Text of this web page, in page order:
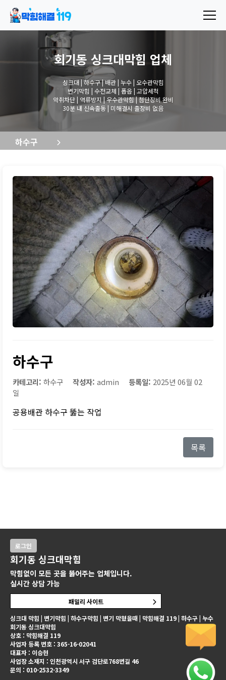
회기동 싱크대막힘 업체
싱크대 | 하수구 | 배관 | 누수 | 오수관막힘
변기막힘 | 수전교체 | 폽옵 | 고압세척
악취차단 | 역류방지 | 우수관막힘 | 첨단장비 완비
30분 내 신속출동 | 미해결시 출장비 없음
하수구
하수구
카테고리: 하수구 작성자: admin 등록일: 2025년 06월 02
일
공용배관 하수구 뚫는 작업
목록
싱크대 막힘 | 변기막힘 | 하수구막힘 | 변기 막혔을때 | 막힘해결 119 | 하수구 | 누수
회기동 싱크대막힘
상호 : 막힘해결 119
사업자 등록 번호 : 365-16-02041
대표자 : 이승현
사업장 소재지 : 인천광역시 서구 검단로768번길 46
문의 : 010-2532-3349
로그인
회기동 싱크대막힘
막힘없이 모든 곳을 뚫어주는 업체입니다.
실시간 상담 가능
패밀리 사이트